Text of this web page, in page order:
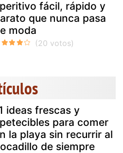
fácil, rápido y
que nunca pasa
moda
ideas frescas y
para comer
la playa sin recurrir al
de siempre